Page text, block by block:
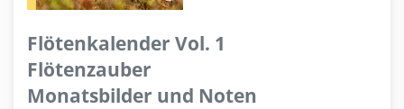
Flötenkalender Vol. 1
Flötenzauber
Monatsbilder und Noten